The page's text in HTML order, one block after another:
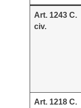
Art. 1243 C.
civ.
Art. 1218 C.